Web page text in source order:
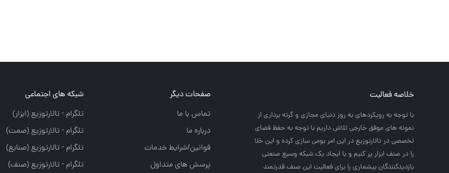
خلاصه فعالیت
با توجه به رويكردهاي به روز دنياي مجازي و گرته برداري از
نمونه هاي موفق خارجي تلاش داريم با توجه به حفظ فضاي
تخصصي در تالارتوزيع در اين امر بومي سازي كرده و اين خلا
را در صنف ابزار پر كنيم و با ايجاد يك شبكه وسيع صنعتي
بازديدكنندگان بيشماري را براي فعاليت اين صنف قدرتمند
صفحات دیگر
تماس با ما
درباره ما
قوانین/شرایط خدمات
پرسش های متداول
شبکه های اجتماعی
تلگرام - تالارتوزيع (ابزار)
تلگرام - تالارتوزيع (صمت)
تلگرام - تالارتوزيع (صنايع)
تلگرام - تالارتوزیع (صنف)